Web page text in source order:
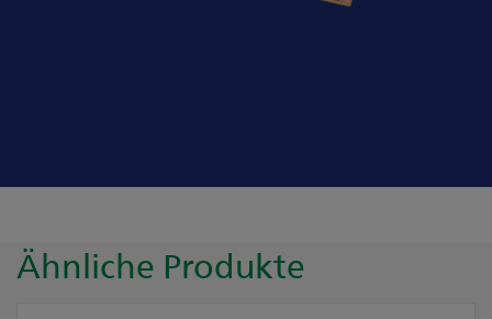
Ähnliche Produkte